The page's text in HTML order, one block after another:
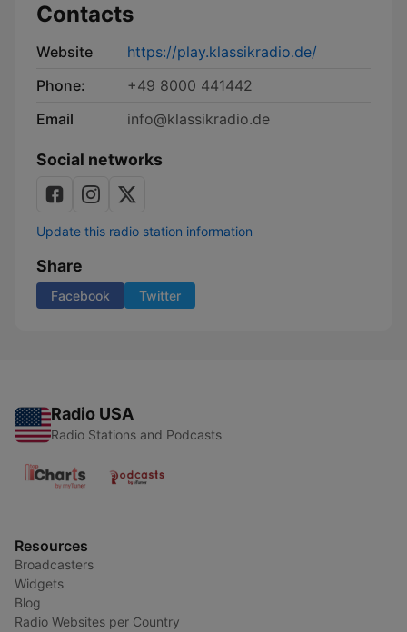
Contacts
Website
https://play.klassikradio.de/
Phone:
+49 8000 441442
Email
info@klassikradio.de
Social networks
Update this radio station information
Share
Facebook Twitter
Radio USA
Radio Stations and Podcasts
Resources
Broadcasters
Widgets
Blog
Radio Websites per Country